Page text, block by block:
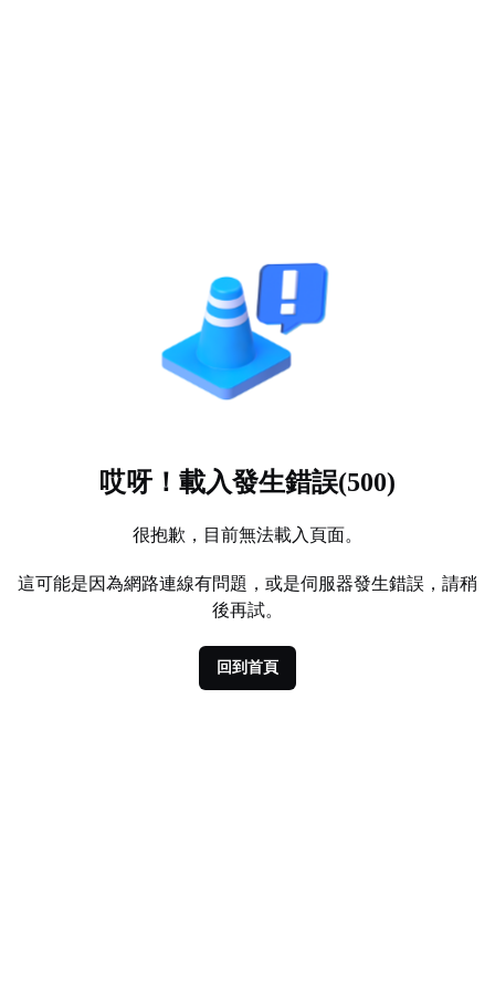
哎呀！載入發生錯誤(500)
很抱歉，目前無法載入頁面。
這可能是因為網路連線有問題，或是伺服器發生錯誤，請稍
後再試。
回到首頁